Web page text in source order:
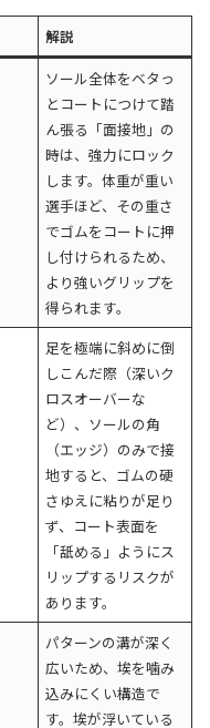
解説
ソール全体をベタっ
とコートにつけて踏
ん張る「面接地」の
時は、強力にロック
します。体重が重い
選手ほど、その重さ
でゴムをコートに押
し付けられるため、
より強いグリップを
得られます。
足を極端に斜めに倒
しこんだ際（深いク
ロスオーバーな
ど）、ソールの角
（エッジ）のみで接
地すると、ゴムの硬
さゆえに粘りが足り
ず、コート表面を
「舐める」ようにス
リップするリスクが
あります。
パターンの溝が深く
広いため、埃を噛み
込みにくい構造で
す。埃が浮いている